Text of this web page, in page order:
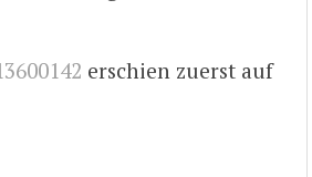
erschien zuerst auf